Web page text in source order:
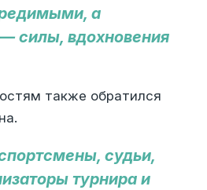
а
силы, вдохновения
также обратился
судьи,
турнира и